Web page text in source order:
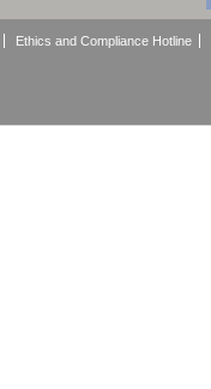
Ethics and Compliance Hotline